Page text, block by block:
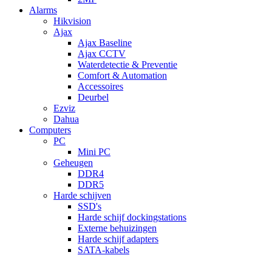
Alarms
Hikvision
Ajax
Ajax Baseline
Ajax CCTV
Waterdetectie & Preventie
Comfort & Automation
Accessoires
Deurbel
Ezviz
Dahua
Computers
PC
Mini PC
Geheugen
DDR4
DDR5
Harde schijven
SSD's
Harde schijf dockingstations
Externe behuizingen
Harde schijf adapters
SATA-kabels